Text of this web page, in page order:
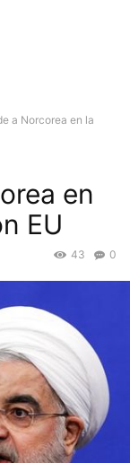
a Norcorea en la
en
EU
0
43